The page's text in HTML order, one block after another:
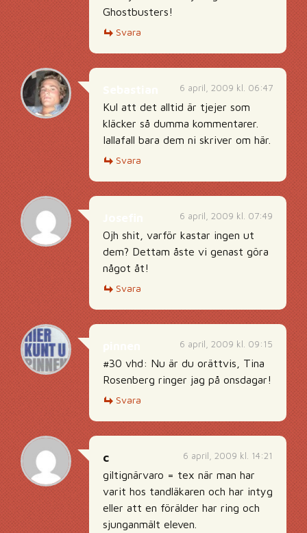
Ghostbusters!
Svara
6 april, 2009 kl. 06:47
Kul att det alltid är tjejer som
kläcker så dumma kommentarer.
Iallafall bara dem ni skriver om här.
Svara
6 april, 2009 kl. 07:49
Ojh shit, varför kastar ingen ut
dem? Dettam åste vi genast göra
något åt!
Svara
6 april, 2009 kl. 09:15
#30 vhd: Nu är du orättvis, Tina
Rosenberg ringer jag på onsdagar!
Svara
6 april, 2009 kl. 14:21
c
giltignärvaro = tex när man har
varit hos tandläkaren och har intyg
eller att en förälder har ring och
sjunganmält eleven.